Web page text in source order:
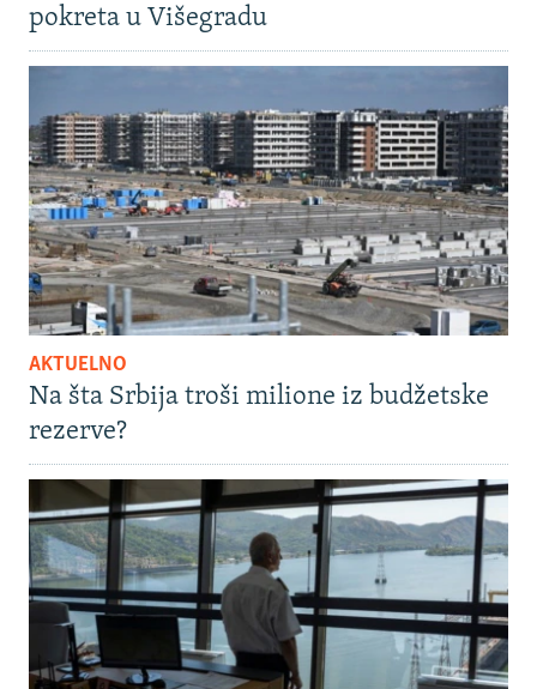
pokreta u Višegradu
AKTUELNO
Na šta Srbija troši milione iz budžetske
rezerve?